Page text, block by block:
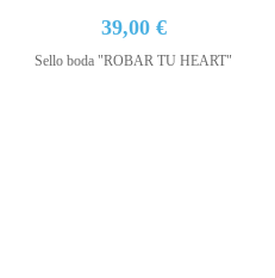
39,00 €
Sello boda "ROBAR TU HEART"